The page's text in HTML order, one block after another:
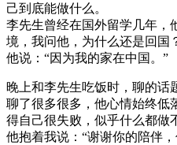
己到底能做什么。
李先生曾经在国外留学几年，
境，我问他，为什么还是回国
他说：“因为我的家在中国。”
晚上和李先生吃饭时，聊的话
聊了很多很多，他心情始终低
得自己很失败，似乎什么都做
他抱着我说：“谢谢你的陪伴